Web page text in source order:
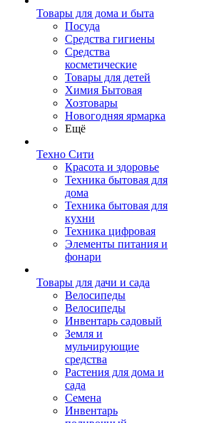
Товары для дома и быта
Посуда
Средства гигиены
Средства
косметические
Товары для детей
Химия Бытовая
Хозтовары
Новогодняя ярмарка
Ещё
Техно Сити
Красота и здоровье
Техника бытовая для
дома
Техника бытовая для
кухни
Техника цифровая
Элементы питания и
фонари
Товары для дачи и сада
Велосипеды
Велосипеды
Инвентарь садовый
Земля и
мульчирующие
средства
Растения для дома и
сада
Семена
Инвентарь